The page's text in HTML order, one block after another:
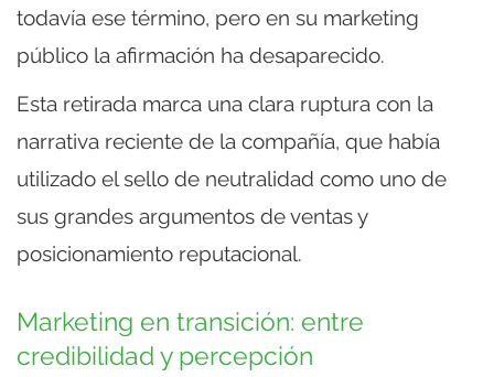
todavía ese término, pero en su marketing
público la afirmación ha desaparecido.
Esta retirada marca una clara ruptura con la
narrativa reciente de la compañía, que había
utilizado el sello de neutralidad como uno de
sus grandes argumentos de ventas y
posicionamiento reputacional.
Marketing en transición: entre
credibilidad y percepción